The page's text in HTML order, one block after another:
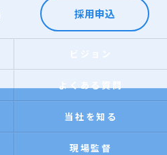
採用申込
よくある質問
当社を知る
現場監督